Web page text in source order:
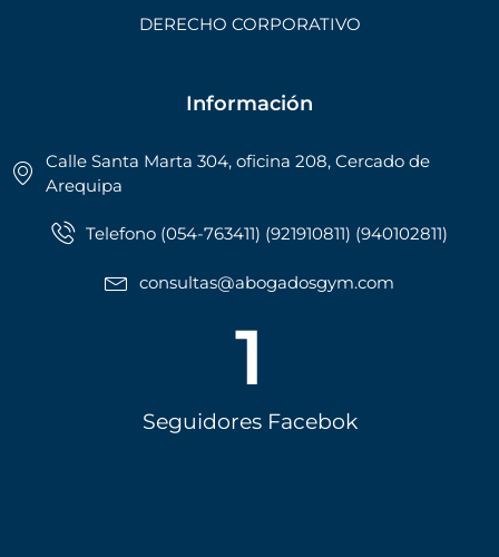
DERECHO CORPORATIVO
Información
Calle Santa Marta 304, oficina 208, Cercado de
Arequipa
Telefono (054-763411) (921910811) (940102811)
consultas@abogadosgym.com
Seguidores Facebok
1